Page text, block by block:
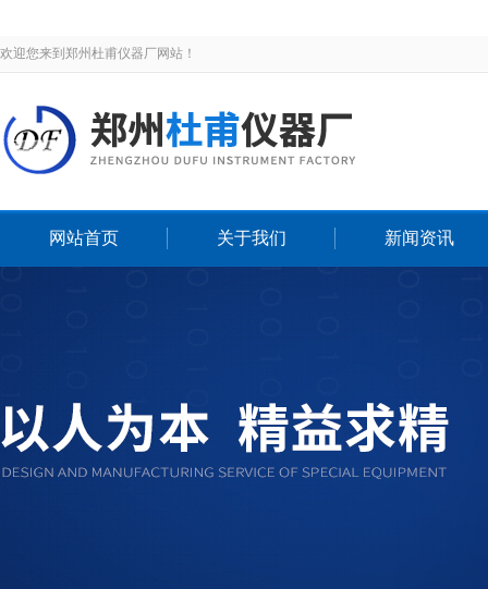
欢迎您来到郑州杜甫仪器厂网站！
网站首页 关于我们 新闻资讯